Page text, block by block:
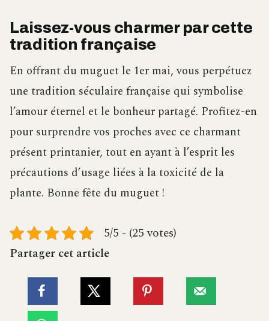
Laissez-vous charmer par cette
tradition française
En offrant du muguet le 1er mai, vous perpétuez
une tradition séculaire française qui symbolise
l’amour éternel et le bonheur partagé. Profitez-en
pour surprendre vos proches avec ce charmant
présent printanier, tout en ayant à l’esprit les
précautions d’usage liées à la toxicité de la
plante. Bonne fête du muguet !
5/5 - (25 votes)
Partager cet article